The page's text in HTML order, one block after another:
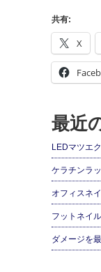
共有:
X
最近
LEDマツエ
ケラチンラ
オフィスネ
フットネイ
ダメージを